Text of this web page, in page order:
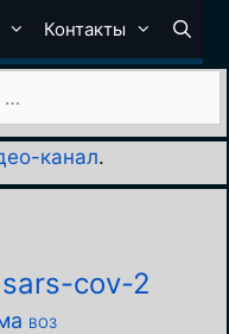
Контакты
канал.
sars-cov-2
ВОЗ